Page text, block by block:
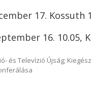
17. Kossuth
16. 10.05,
és Televízió Újság;